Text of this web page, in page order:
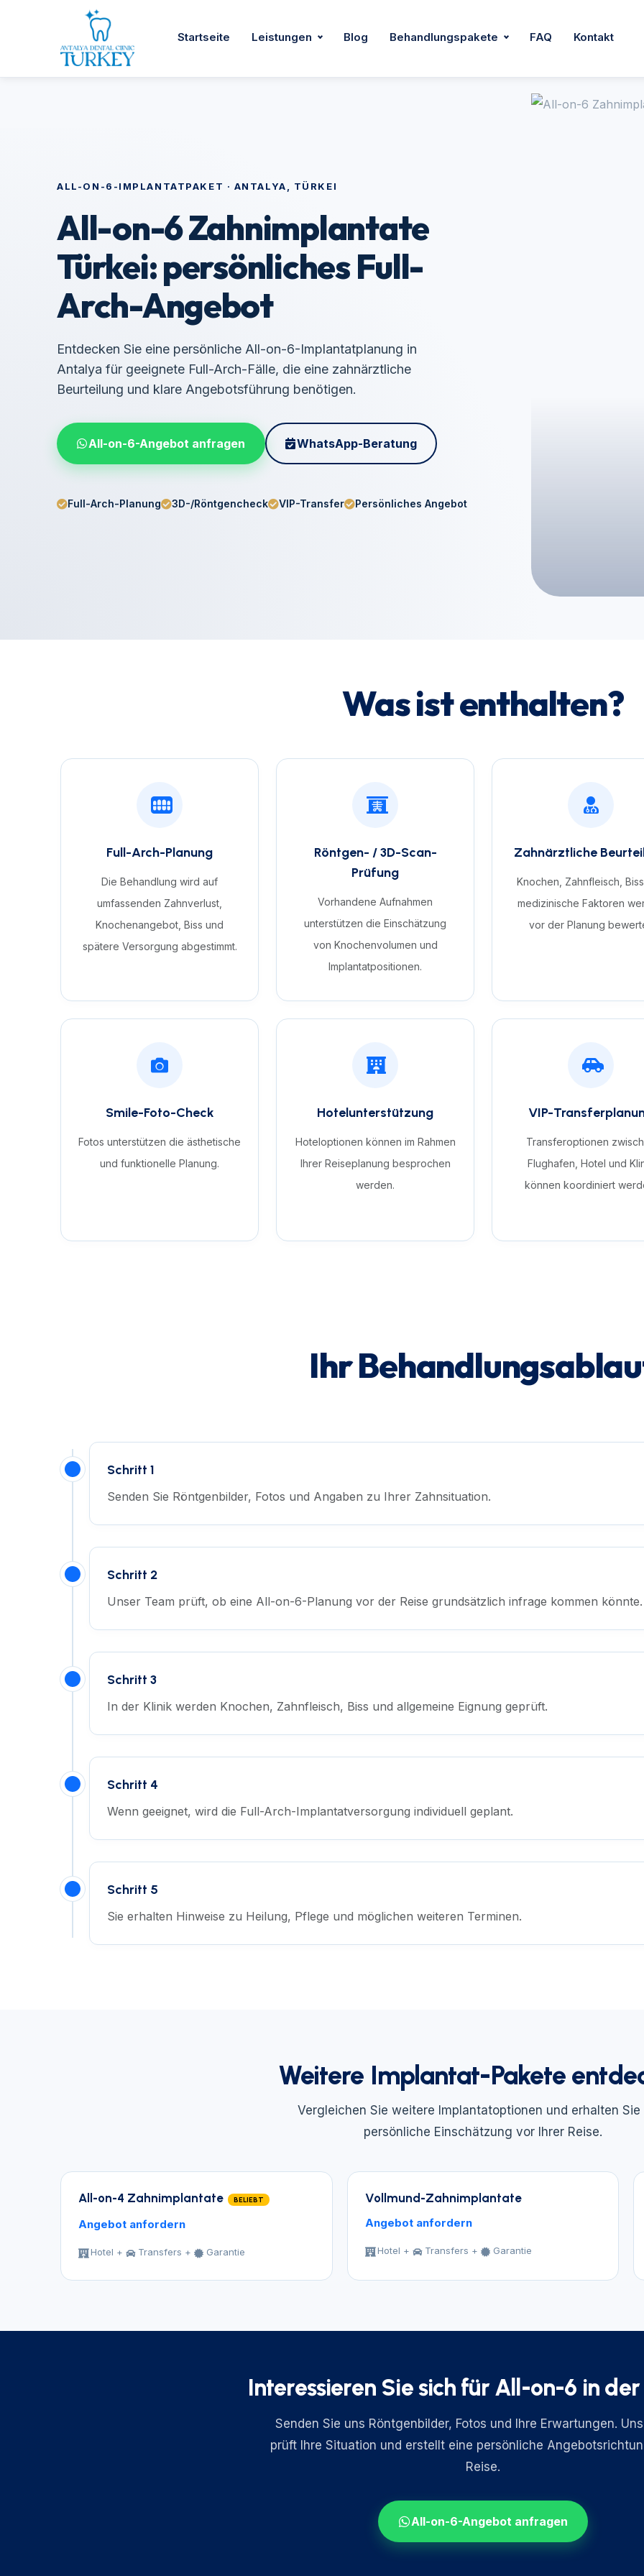
Startseite Leistungen Blog Behandlungspakete FAQ Kontakt
ALL-ON-6-IMPLANTATPAKET · ANTALYA, TÜRKEI
All-on-6 Zahnimplantate
Türkei: persönliches Full-
Arch-Angebot
Entdecken Sie eine persönliche All-on-6-Implantatplanung in
Antalya für geeignete Full-Arch-Fälle, die eine zahnärztliche
Beurteilung und klare Angebotsführung benötigen.
All-on-6-Angebot anfragen WhatsApp-Beratung
Full-Arch-Planung 3D-/Röntgencheck VIP-Transfer Persönliches Angebot
Was ist enthalten?
Full-Arch-Planung
Die Behandlung wird auf
umfassenden Zahnverlust,
Knochenangebot, Biss und
spätere Versorgung abgestimmt.
Röntgen- / 3D-Scan-
Prüfung
Vorhandene Aufnahmen
unterstützen die Einschätzung
von Knochenvolumen und
Implantatpositionen.
Zahnärztliche
Knochen, Zahnfleisch,
medizinische Faktoren
vor der Planung
Smile-Foto-Check
Fotos unterstützen die ästhetische
und funktionelle Planung.
Hotelunterstützung
Hoteloptionen können im Rahmen
Ihrer Reiseplanung besprochen
werden.
VIP-
Transferoptionen
Flughafen, Hotel und
können koordiniert
Ihr
Schritt 1
Senden Sie Röntgenbilder, Fotos und Angaben zu Ihrer Zahnsituation.
Schritt 2
Unser Team prüft, ob eine All-on-6-Planung vor der Reise grundsätzlich infrage kommen könnte.
Schritt 3
In der Klinik werden Knochen, Zahnfleisch, Biss und allgemeine Eignung geprüft.
Schritt 4
Wenn geeignet, wird die Full-Arch-Implantatversorgung individuell geplant.
Schritt 5
Sie erhalten Hinweise zu Heilung, Pflege und möglichen weiteren Terminen.
Weitere Implantat-Pakete
Vergleichen Sie weitere Implantatoptionen und erhalten Sie
persönliche Einschätzung vor Ihrer Reise.
All-on-4 Zahnimplantate BELIEBT
Angebot anfordern
Hotel + Transfers + Garantie
Vollmund-Zahnimplantate
Angebot anfordern
Hotel + Transfers + Garantie
Interessieren Sie sich für All-on-6 in
Senden Sie uns Röntgenbilder, Fotos und Ihre Erwartungen.
prüft Ihre Situation und erstellt eine persönliche
Reise.
All-on-6-Angebot anfragen